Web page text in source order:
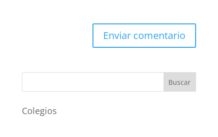
Buscar
Colegios